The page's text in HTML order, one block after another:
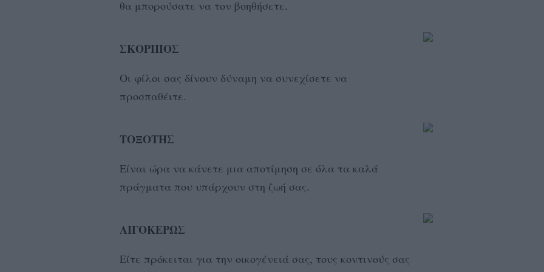
θα μπορούσατε να τον βοηθήσετε.
ΣΚΟΡΠΙΟΣ
Oι φίλοι σας δίνουν δύναμη να συνεχίσετε να
προσπαθέιτε.
ΤΟΞΟΤΗΣ
Είναι ώρα να κάνετε μια αποτίμηση σε όλα τα καλά
πράγματα που υπάρχουν στη ζωή σας.
ΑΙΓΟΚΕΡΩΣ
Είτε πρόκειται για την οικογένειά σας, τους κοντινούς σας